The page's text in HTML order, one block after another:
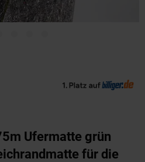
Ufermatte grün
für die